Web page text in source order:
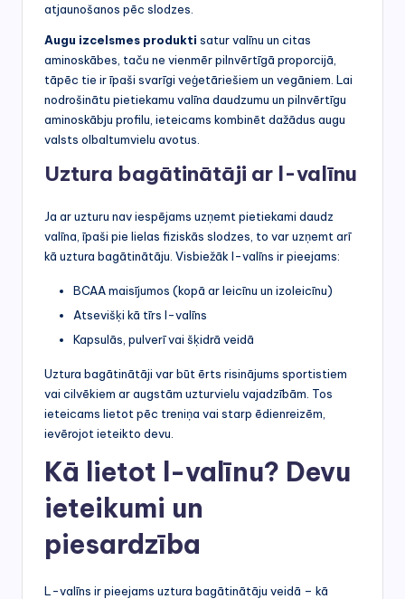
atjaunošanos pēc slodzes.
Augu izcelsmes produkti satur valīnu un citas
aminoskābes, taču ne vienmēr pilnvērtīgā proporcijā,
tāpēc tie ir īpaši svarīgi veģetāriešiem un vegāniem. Lai
nodrošinātu pietiekamu valīna daudzumu un pilnvērtīgu
aminoskābju profilu, ieteicams kombinēt dažādus augu
valsts olbaltumvielu avotus.
Uztura bagātinātāji ar l-valīnu
Ja ar uzturu nav iespējams uzņemt pietiekami daudz
valīna, īpaši pie lielas fiziskās slodzes, to var uzņemt arī
kā uztura bagātinātāju. Visbiežāk l-valīns ir pieejams:
BCAA maisījumos (kopā ar leicīnu un izoleicīnu)
Atsevišķi kā tīrs l-valīns
Kapsulās, pulverī vai šķidrā veidā
Uztura bagātinātāji var būt ērts risinājums sportistiem
vai cilvēkiem ar augstām uzturvielu vajadzībām. Tos
ieteicams lietot pēc treniņa vai starp ēdienreizēm,
ievērojot ieteikto devu.
Kā lietot l-valīnu? Devu
ieteikumi un
piesardzība
L-valīns ir pieejams uztura bagātinātāju veidā – kā